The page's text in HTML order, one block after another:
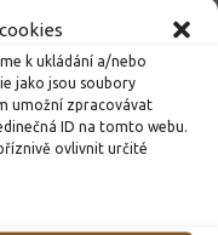
k ukládání a/nebo
jako jsou soubory
umožní zpracovávat
ID na tomto webu.
ovlivnit určité
VZDĚLÁVÁNÍ